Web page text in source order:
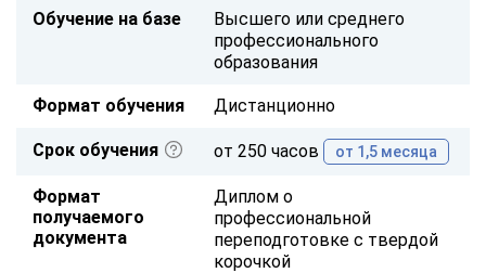
Обучение на базе
Высшего или среднего
профессионального
образования
Формат обучения Дистанционно
Срок обучения от 250 часов от 1,5 месяца
Формат
получаемого
документа
Диплом о
профессиональной
переподготовке с твердой
корочкой